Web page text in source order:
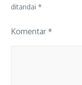
ditandai*
Komentar *